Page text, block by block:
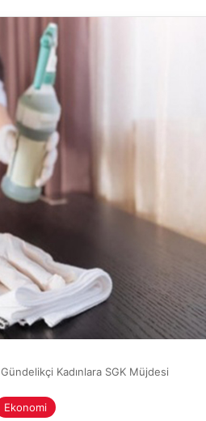
Gündelikçi Kadınlara SGK Müjdesi
Ekonomi